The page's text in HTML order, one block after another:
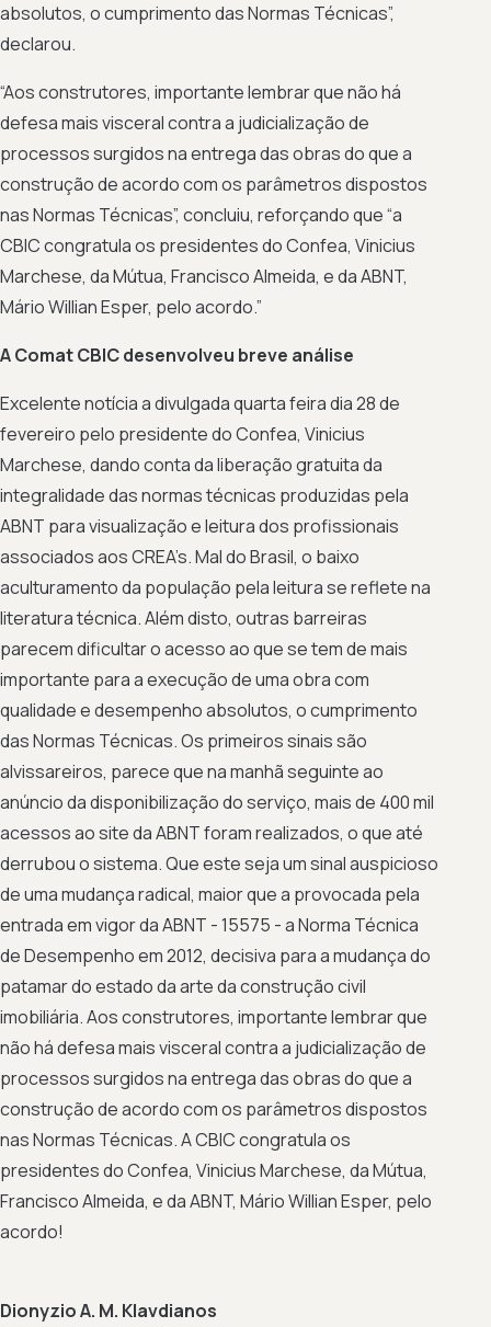
absolutos, o cumprimento das Normas Técnicas”,
declarou.
“Aos construtores, importante lembrar que não há
defesa mais visceral contra a judicialização de
processos surgidos na entrega das obras do que a
construção de acordo com os parâmetros dispostos
nas Normas Técnicas”, concluiu, reforçando que “a
CBIC congratula os presidentes do Confea, Vinicius
Marchese, da Mútua, Francisco Almeida, e da ABNT,
Mário Willian Esper, pelo acordo.”
A Comat CBIC desenvolveu breve análise
Excelente notícia a divulgada quarta feira dia 28 de
fevereiro pelo presidente do Confea, Vinicius
Marchese, dando conta da liberação gratuita da
integralidade das normas técnicas produzidas pela
ABNT para visualização e leitura dos profissionais
associados aos CREA’s. Mal do Brasil, o baixo
aculturamento da população pela leitura se reflete na
literatura técnica. Além disto, outras barreiras
parecem dificultar o acesso ao que se tem de mais
importante para a execução de uma obra com
qualidade e desempenho absolutos, o cumprimento
das Normas Técnicas. Os primeiros sinais são
alvissareiros, parece que na manhã seguinte ao
anúncio da disponibilização do serviço, mais de 400 mil
acessos ao site da ABNT foram realizados, o que até
derrubou o sistema. Que este seja um sinal auspicioso
de uma mudança radical, maior que a provocada pela
entrada em vigor da ABNT - 15575 - a Norma Técnica
de Desempenho em 2012, decisiva para a mudança do
patamar do estado da arte da construção civil
imobiliária. Aos construtores, importante lembrar que
não há defesa mais visceral contra a judicialização de
processos surgidos na entrega das obras do que a
construção de acordo com os parâmetros dispostos
nas Normas Técnicas. A CBIC congratula os
presidentes do Confea, Vinicius Marchese, da Mútua,
Francisco Almeida, e da ABNT, Mário Willian Esper, pelo
acordo!
Dionyzio A. M. Klavdianos